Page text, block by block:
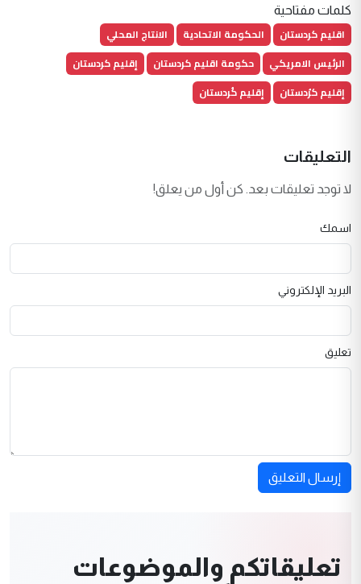
كلمات مفتاحية
اقليم كردستان الحكومة الاتحادية
الانتاج المحلي
الرئيس الامريكي
حكومة اقليم كردستان
إقليم كردستان
إقليم كرُدستان
إقليم كُردستان
التعليقات
لا توجد تعليقات بعد. كن أول من يعلق!
اسمك
البريد الإلكتروني
تعليق
إرسال التعليق
تعليقاتكم والموضوعات